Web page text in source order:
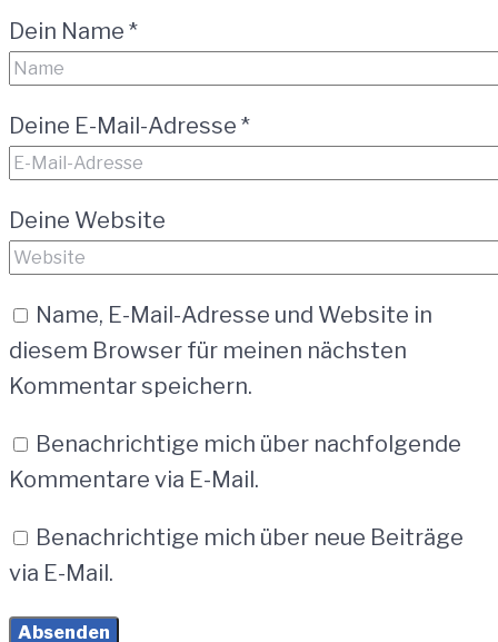
Dein Name *
Deine E-Mail-Adresse *
Deine Website
Name, E-Mail-Adresse und Website in
diesem Browser für meinen nächsten
Kommentar speichern.
Benachrichtige mich über nachfolgende
Kommentare via E-Mail.
Benachrichtige mich über neue Beiträge
via E-Mail.